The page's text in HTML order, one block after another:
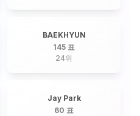
BAEKHYUN
145 표
24위
Jay Park
60 표